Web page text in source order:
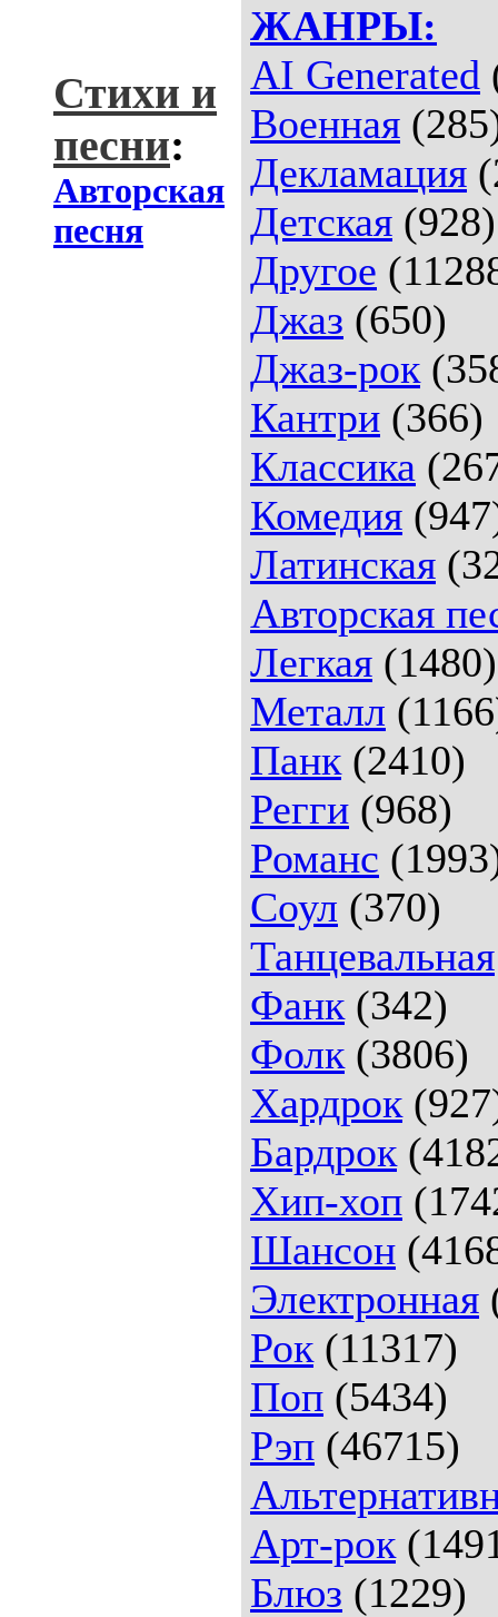
ЖАНРЫ:
AI Generated
Военная
Декламация
Детская (928)
Другое
Джаз (650)
Джаз-рок
Кантри (366)
Классика
Комедия
Латинская
Авторская
Легкая (1480)
Металл
Панк (2410)
Регги (968)
Романс
Соул (370)
Танцевальная
Фанк (342)
Фолк (3806)
Хардрок
Бардрок
Хип-хоп
Шансон
Электронная
Рок (11317)
Поп (5434)
Рэп (46715)
Арт-рок
Блюз (1229)
Стихи и
песни:
Авторская
песня